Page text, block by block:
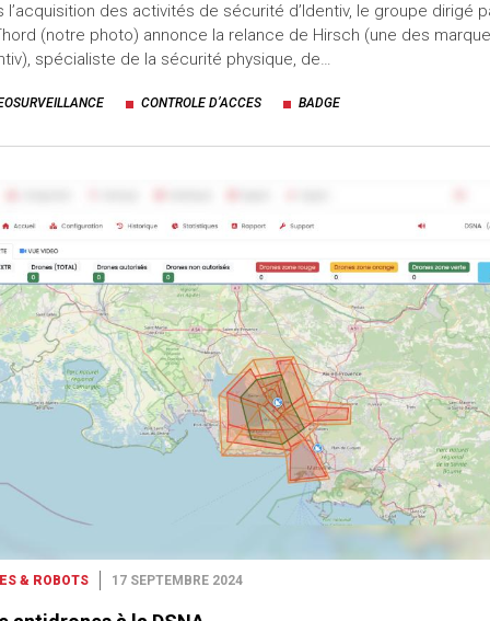
l’acquisition des activités de sécurité d’Identiv, le groupe dirigé
(notre photo) annonce la relance de Hirsch (une des
spécialiste de la sécurité physique, de…
CONTROLE D’ACCES BADGE
& ROBOTS 17 SEPTEMBRE 2024